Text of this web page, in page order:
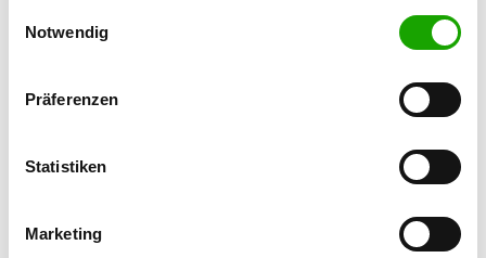
Cookies, wenn Sie unsere Webseite weiterhin nutzen.
Notwendig
Präferenzen
Statistiken
Marketing
Details
Am Wasserwerk
Details
17192 Waren
OG - Bocksee